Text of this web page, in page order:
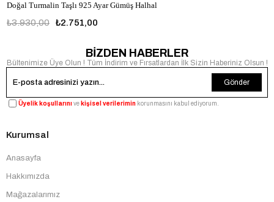
Doğal Turmalin Taşlı 925 Ayar Gümüş Halhal
₺2.751,00
₺3.930,00
BİZDEN HABERLER
Bültenimize Üye Olun ! Tüm İndirim ve Fırsatlardan İlk Sizin Haberiniz Olsun !
Gönder
Üyelik koşullarınıve kişisel verilerimin korunmasını kabul ediyorum.
Kurumsal
Anasayfa
Hakkımızda
Mağazalarımız